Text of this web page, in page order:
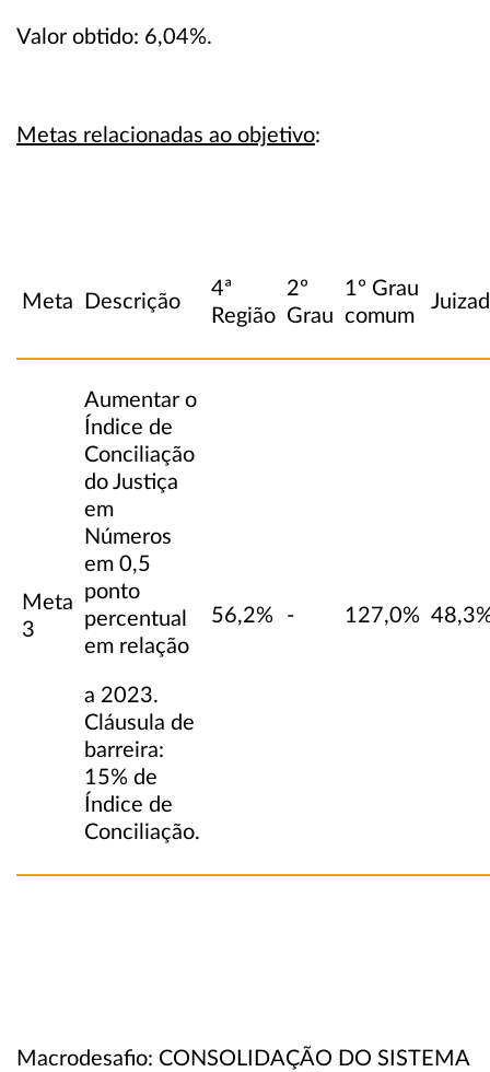
Valor obtido: 6,04%.
Metas relacionadas ao objetivo:
Meta Descrição
4ª
Região
2º
Grau
1º Grau
comum
Meta
3
Aumentar o
Índice de
Conciliação
do Justiça
em
Números
em 0,5
ponto
percentual
em relação
a 2023.
Cláusula de
barreira:
15% de
Índice de
Conciliação.
56,2% - 127,0%
Macrodesafio: CONSOLIDAÇÃO DO SISTEMA